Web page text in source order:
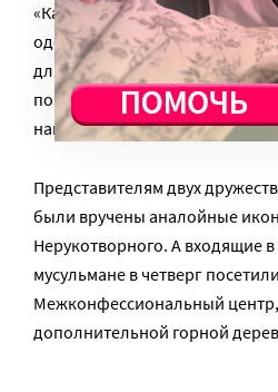
«Каждый из вас уже сумел
одержать победу над собой.
для всего российского
помощи Божией в
написал спортсменам
Представителям двух
были вручены аналойные
Нерукотворного. А входящие
мусульмане в четверг посетили
Межконфессиональный
дополнительной горной